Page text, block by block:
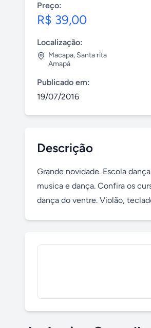
Preço:
R$ 39,00
Localização:
Macapa, Santa rita
Amapá
Publicado em:
19/07/2016
Descrição
Grande novidade. Escola
musica e dança. Confira os
dança do ventre. Violão,